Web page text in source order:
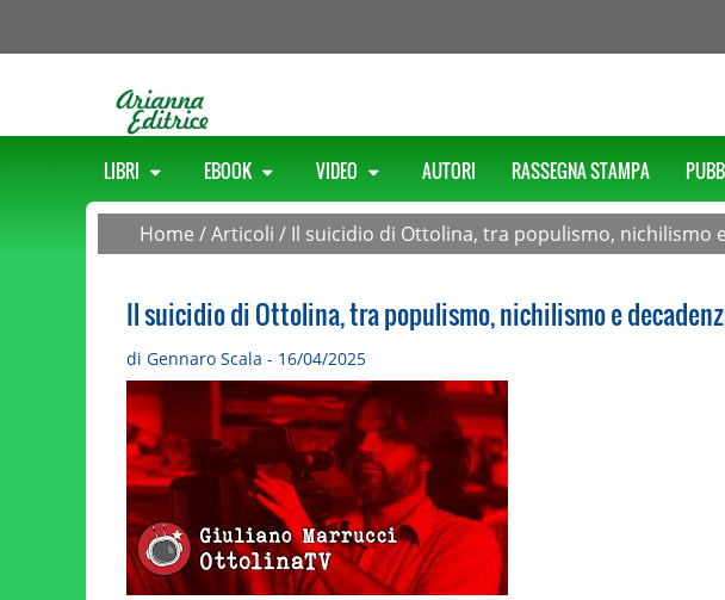
LIBRI EBOOK VIDEO AUTORI RASSEGNA STAMPA
Home /Articoli / Il suicidio di Ottolina, tra populismo, nichilismo
Il suicidio di Ottolina, tra populismo, nichilismo e
di Gennaro Scala - 16/04/2025